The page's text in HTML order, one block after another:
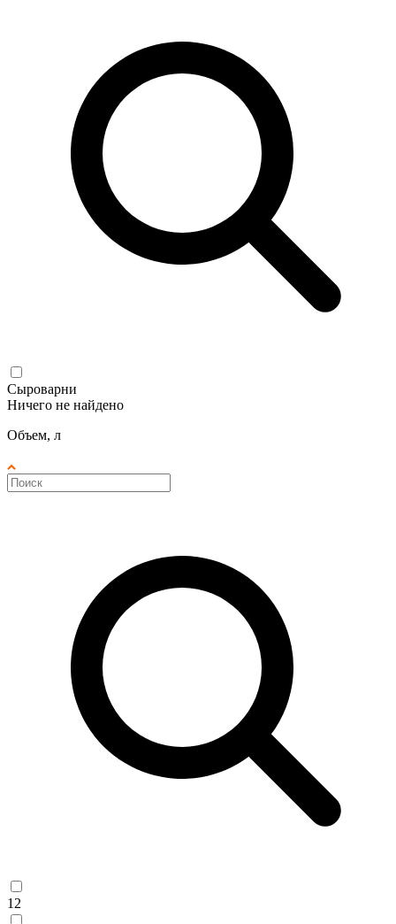
Сыроварни
Ничего не найдено
Объем, л
12